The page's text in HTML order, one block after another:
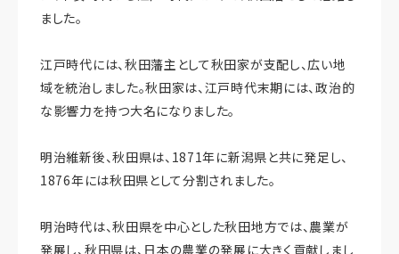
ました。
江戸時代には、秋田藩主として秋田家が支配し、広い地
域を統治しました。秋田家は、江戸時代末期には、政治的
な影響力を持つ大名になりました。
明治維新後、秋田県は、1871年に新潟県と共に発足し、
1876年には秋田県として分割されました。
明治時代は、秋田県を中心とした秋田地方では、農業が
発展し、秋田県は、日本の農業の発展に大きく貢献しまし